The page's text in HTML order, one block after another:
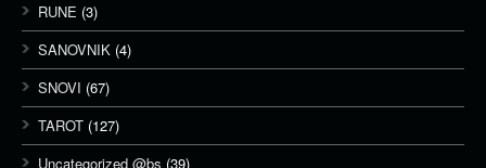
RUNE (3)
SANOVNIK (4)
SNOVI (67)
TAROT (127)
Uncategorized @bs (39)